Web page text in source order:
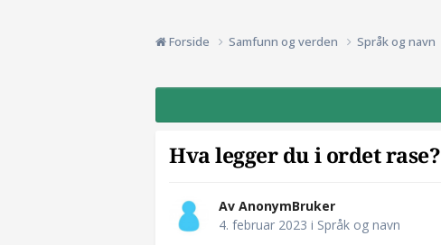
Forside Samfunn og verden Språk og navn
Hva legger du i ordet rase?
Av AnonymBruker
4. februar 2023 i Språk og navn